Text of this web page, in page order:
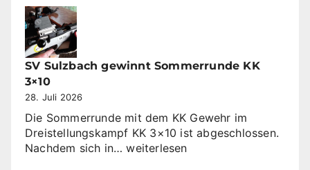
SV Sulzbach gewinnt Sommerrunde KK
3×10
28. Juli 2026
Die Sommerrunde mit dem KK Gewehr im
Dreistellungskampf KK 3×10 ist abgeschlossen.
Nachdem sich in…SV
weiterlesen